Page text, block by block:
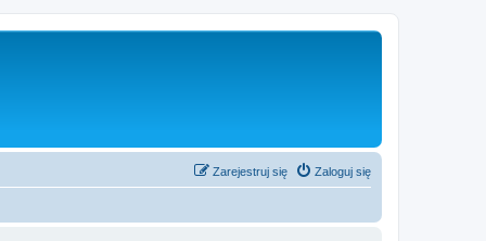
Zaloguj się
Zarejestruj się